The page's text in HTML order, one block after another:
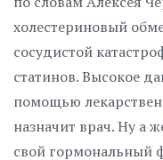
холестериновый
сосудистой
статинов. Высокое
помощью
назначит врач. Ну а
свой гормональный